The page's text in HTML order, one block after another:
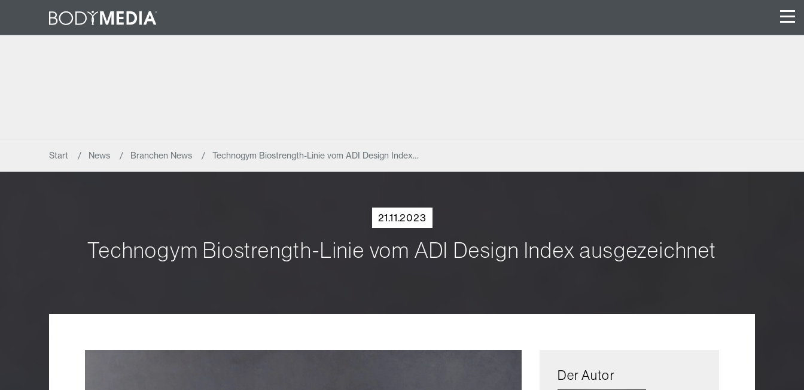
Start News Branchen News Technogym Biostrength-Linie vom ADI Design Index…
21.11.2023
Technogym Biostrength-Linie vom ADI Design Index ausgezeichnet
Der Autor